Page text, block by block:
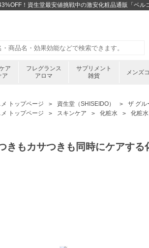
！資生堂最安値挑戦中の激安化粧品通販「ベル
ア
ア
フレグランス
アロマ
サプリメント
雑貨
メンズ
トップページ 資生堂（SHISEIDO）
ザ グル
トップページ
スキンケア 化粧水 化粧水
きもカサつきも同時にケアする